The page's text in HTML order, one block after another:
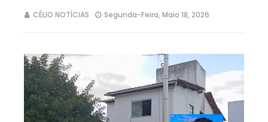
CÉLIO NOTÍCIAS Segunda-Feira, Maio 18, 2026